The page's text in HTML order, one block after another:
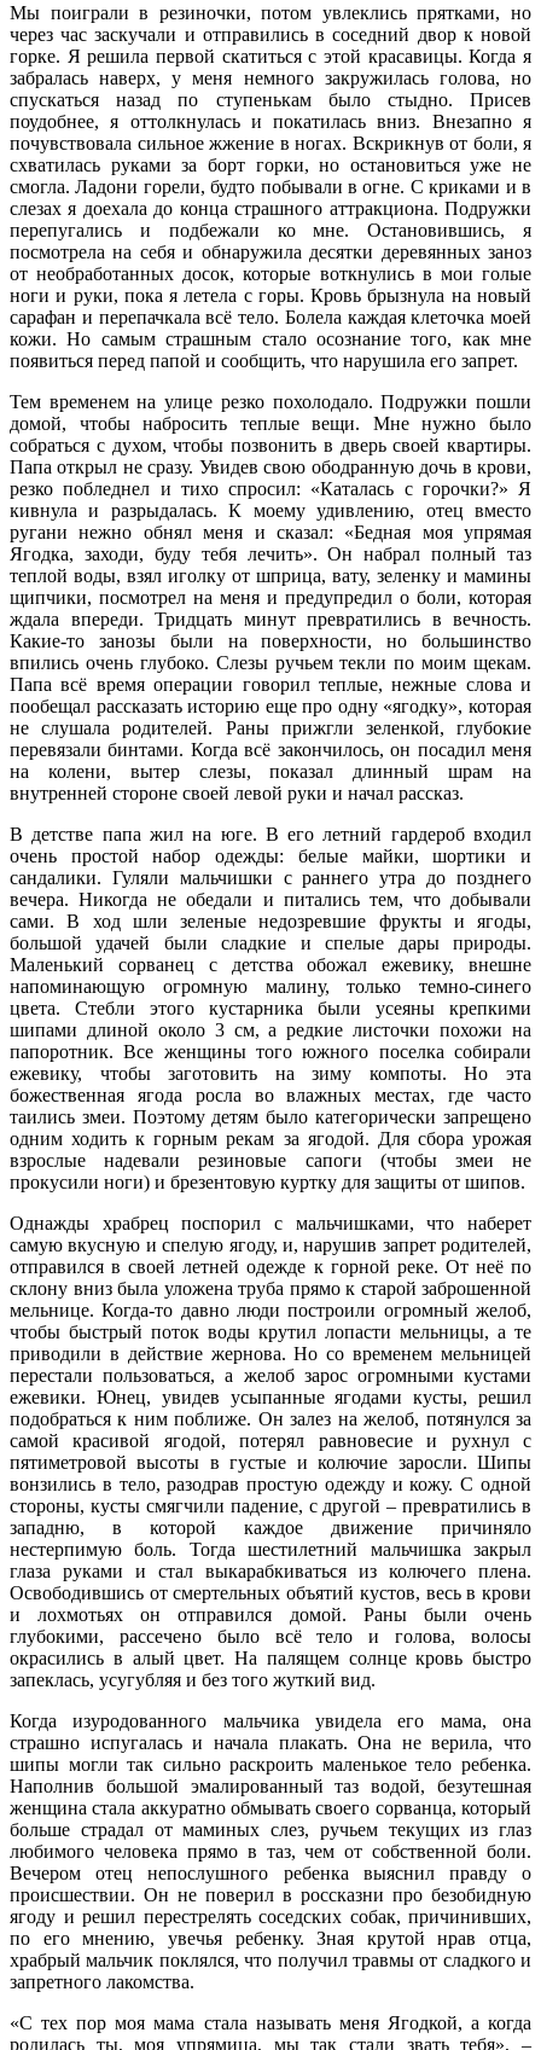
Мы поиграли в резиночки, потом увлеклись прятками, но
через час заскучали и отправились в соседний двор к новой
горке. Я решила первой скатиться с этой красавицы. Когда я
забралась наверх, у меня немного закружилась голова, но
спускаться назад по ступенькам было стыдно. Присев
поудобнее, я оттолкнулась и покатилась вниз. Внезапно я
почувствовала сильное жжение в ногах. Вскрикнув от боли, я
схватилась руками за борт горки, но остановиться уже не
смогла. Ладони горели, будто побывали в огне. С криками и в
слезах я доехала до конца страшного аттракциона. Подружки
перепугались и подбежали ко мне. Остановившись, я
посмотрела на себя и обнаружила десятки деревянных заноз
от необработанных досок, которые воткнулись в мои голые
ноги и руки, пока я летела с горы. Кровь брызнула на новый
сарафан и перепачкала всё тело. Болела каждая клеточка моей
кожи. Но самым страшным стало осознание того, как мне
появиться перед папой и сообщить, что нарушила его запрет.
Тем временем на улице резко похолодало. Подружки пошли
домой, чтобы набросить теплые вещи. Мне нужно было
собраться с духом, чтобы позвонить в дверь своей квартиры.
Папа открыл не сразу. Увидев свою ободранную дочь в крови,
резко побледнел и тихо спросил: «Каталась с горочки?» Я
кивнула и разрыдалась. К моему удивлению, отец вместо
ругани нежно обнял меня и сказал: «Бедная моя упрямая
Ягодка, заходи, буду тебя лечить». Он набрал полный таз
теплой воды, взял иголку от шприца, вату, зеленку и мамины
щипчики, посмотрел на меня и предупредил о боли, которая
ждала впереди. Тридцать минут превратились в вечность.
Какие-то занозы были на поверхности, но большинство
впились очень глубоко. Слезы ручьем текли по моим щекам.
Папа всё время операции говорил теплые, нежные слова и
пообещал рассказать историю еще про одну «ягодку», которая
не слушала родителей. Раны прижгли зеленкой, глубокие
перевязали бинтами. Когда всё закончилось, он посадил меня
на колени, вытер слезы, показал длинный шрам на
внутренней стороне своей левой руки и начал рассказ.
В детстве папа жил на юге. В его летний гардероб входил
очень простой набор одежды: белые майки, шортики и
сандалики. Гуляли мальчишки с раннего утра до позднего
вечера. Никогда не обедали и питались тем, что добывали
сами. В ход шли зеленые недозревшие фрукты и ягоды,
большой удачей были сладкие и спелые дары природы.
Маленький сорванец с детства обожал ежевику, внешне
напоминающую огромную малину, только темно-синего
цвета. Стебли этого кустарника были усеяны крепкими
шипами длиной около 3 см, а редкие листочки похожи на
папоротник. Все женщины того южного поселка собирали
ежевику, чтобы заготовить на зиму компоты. Но эта
божественная ягода росла во влажных местах, где часто
таились змеи. Поэтому детям было категорически запрещено
одним ходить к горным рекам за ягодой. Для сбора урожая
взрослые надевали резиновые сапоги (чтобы змеи не
прокусили ноги) и брезентовую куртку для защиты от шипов.
Однажды храбрец поспорил с мальчишками, что наберет
самую вкусную и спелую ягоду, и, нарушив запрет родителей,
отправился в своей летней одежде к горной реке. От неё по
склону вниз была уложена труба прямо к старой заброшенной
мельнице. Когда-то давно люди построили огромный желоб,
чтобы быстрый поток воды крутил лопасти мельницы, а те
приводили в действие жернова. Но со временем мельницей
перестали пользоваться, а желоб зарос огромными кустами
ежевики. Юнец, увидев усыпанные ягодами кусты, решил
подобраться к ним поближе. Он залез на желоб, потянулся за
самой красивой ягодой, потерял равновесие и рухнул с
пятиметровой высоты в густые и колючие заросли. Шипы
вонзились в тело, разодрав простую одежду и кожу. С одной
стороны, кусты смягчили падение, с другой – превратились в
западню, в которой каждое движение причиняло
нестерпимую боль. Тогда шестилетний мальчишка закрыл
глаза руками и стал выкарабкиваться из колючего плена.
Освободившись от смертельных объятий кустов, весь в крови
и лохмотьях он отправился домой. Раны были очень
глубокими, рассечено было всё тело и голова, волосы
окрасились в алый цвет. На палящем солнце кровь быстро
запеклась, усугубляя и без того жуткий вид.
Когда изуродованного мальчика увидела его мама, она
страшно испугалась и начала плакать. Она не верила, что
шипы могли так сильно раскроить маленькое тело ребенка.
Наполнив большой эмалированный таз водой, безутешная
женщина стала аккуратно обмывать своего сорванца, который
больше страдал от маминых слез, ручьем текущих из глаз
любимого человека прямо в таз, чем от собственной боли.
Вечером отец непослушного ребенка выяснил правду о
происшествии. Он не поверил в россказни про безобидную
ягоду и решил перестрелять соседских собак, причинивших,
по его мнению, увечья ребенку. Зная крутой нрав отца,
храбрый мальчик поклялся, что получил травмы от сладкого и
запретного лакомства.
«С тех пор моя мама стала называть меня Ягодкой, а когда
родилась ты, моя упрямица, мы так стали звать тебя», –